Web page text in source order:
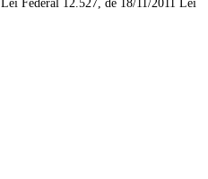
Federal 12.527, de 18/11/2011 Lei